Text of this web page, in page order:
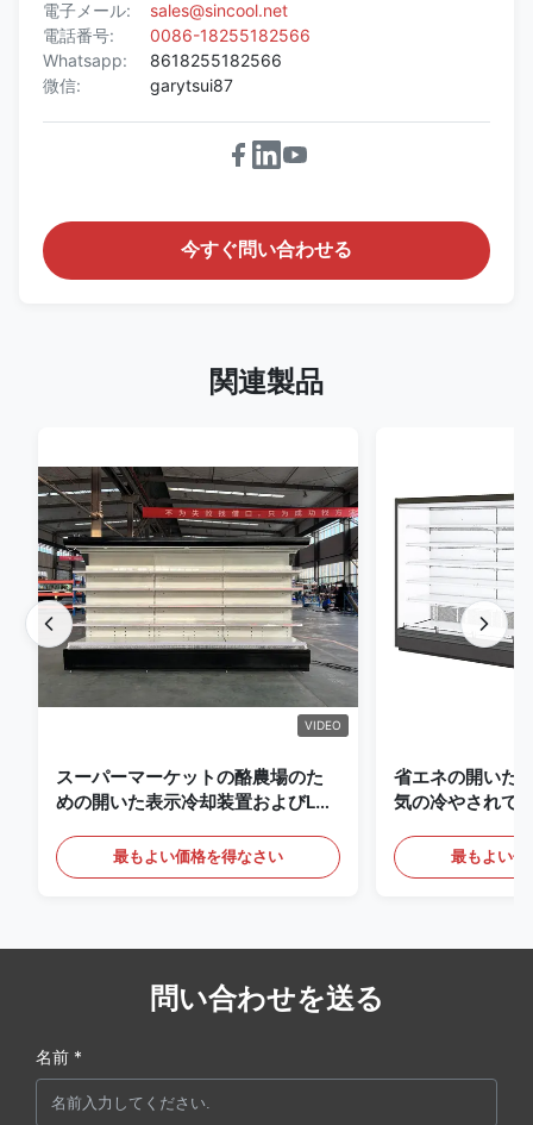
電子メール:
sales@sincool.net
電話番号:
0086-18255182566
Whatsapp:
8618255182566
微信:
garytsui87
今すぐ問い合わせる
関連製品
VIDEO
スーパーマーケットの酪農場のた
めの開いた表示冷却装置およびLED
最もよい価格を得なさい
省エネの開いた
気の冷やされて
最もよい価
問い合わせを送る
名前 *